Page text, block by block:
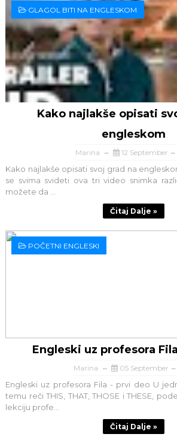
GLAGOL BITI NA ENGLESKOM
Kako najlakše opisati
engleskom
Marina 12 September
Kako najlakše opisati svoj grad na
se svima svideti ova tri video snimka
možete da ...
Čitaj Dalje »
POČETNI ENGLESKI
Engleski uz profesora
Marina 05 September
Engleski uz profesora Fila - prvi deo U
temu reči THIS, THAT, THOSE i THESE,
lekciju profe...
Čitaj Dalje »